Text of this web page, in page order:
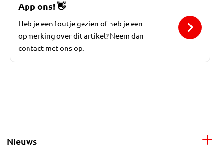
App ons!👋
Heb je een foutje gezien of heb je een
opmerking over dit artikel? Neem dan
contact met ons op.
Nieuws